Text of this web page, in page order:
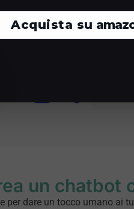
Acquista su
un chatbot
per dare un tocco umano ai